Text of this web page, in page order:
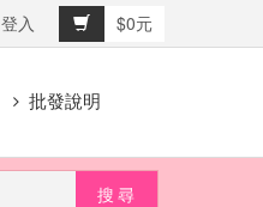
登入 $0元
批發說明